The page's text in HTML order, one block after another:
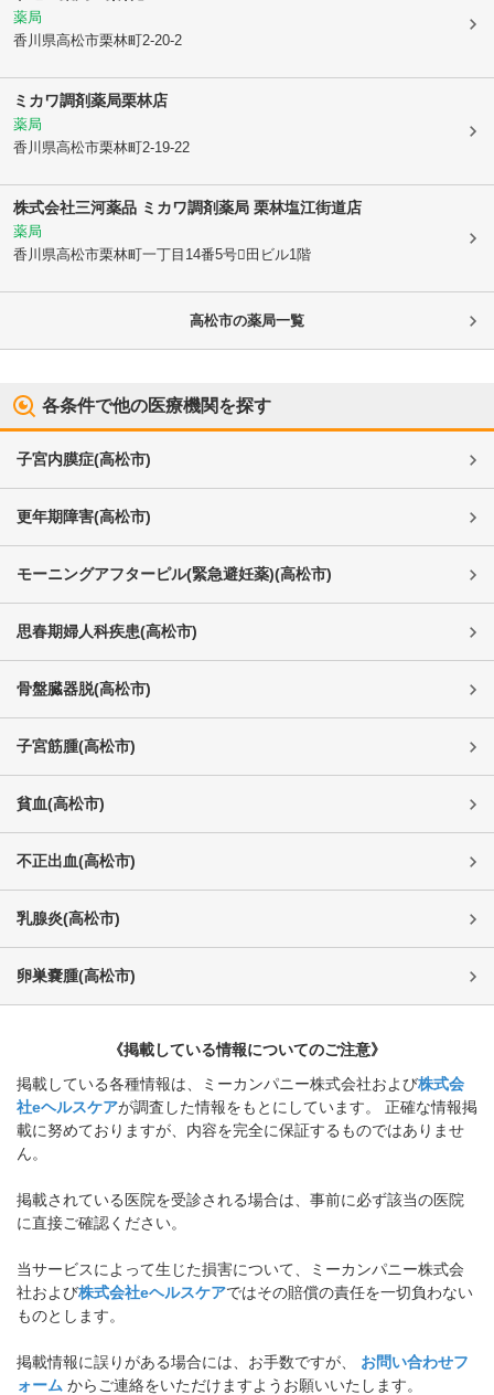
薬局
香川県高松市栗林町2-20-2
ミカワ調剤薬局栗林店
薬局
香川県高松市栗林町2-19-22
株式会社三河薬品 ミカワ調剤薬局 栗林塩江街道店
薬局
香川県高松市栗林町一丁目14番5号田ビル1階
高松市の薬局一覧
各条件で他の医療機関を探す
子宮内膜症(高松市)
更年期障害(高松市)
モーニングアフターピル(緊急避妊薬)(高松市)
思春期婦人科疾患(高松市)
骨盤臓器脱(高松市)
子宮筋腫(高松市)
貧血(高松市)
不正出血(高松市)
乳腺炎(高松市)
卵巣嚢腫(高松市)
《掲載している情報についてのご注意》
掲載している各種情報は、ミーカンパニー株式会社および株式会
社eヘルスケアが調査した情報をもとにしています。 正確な情報掲
載に努めておりますが、内容を完全に保証するものではありませ
ん。
掲載されている医院を受診される場合は、事前に必ず該当の医院
に直接ご確認ください。
当サービスによって生じた損害について、ミーカンパニー株式会
社および株式会社eヘルスケアではその賠償の責任を一切負わない
ものとします。
掲載情報に誤りがある場合には、お手数ですが、
お問い合わせフ
ォーム からご連絡をいただけますようお願いいたします。